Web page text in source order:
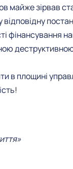
майже зірвав
фінансування
площині